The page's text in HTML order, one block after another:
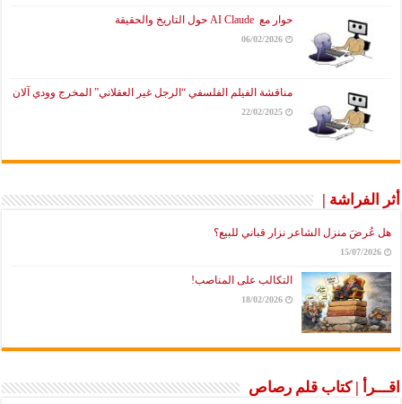
حوار مع AI Claude حول التاريخ والحقيقة
06/02/2026
مناقشة الفيلم الفلسفي “الرجل غير العقلاني” المخرج وودي آلان
22/02/2025
أثر الفراشة |
هل عُرضَ منزل الشاعر نزار قباني للبيع؟
15/07/2026
التكالب على المناصب!
18/02/2026
اقـــرأ | كتاب قلم رصاص